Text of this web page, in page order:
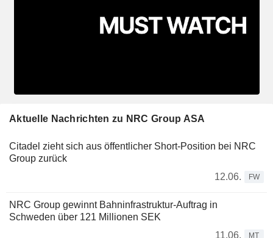
Aktuelle Nachrichten zu NRC Group ASA
Citadel zieht sich aus öffentlicher Short-Position bei NRC
Group zurück
12.06.
FW
NRC Group gewinnt Bahninfrastruktur-Auftrag in
Schweden über 121 Millionen SEK
11.06.
MT